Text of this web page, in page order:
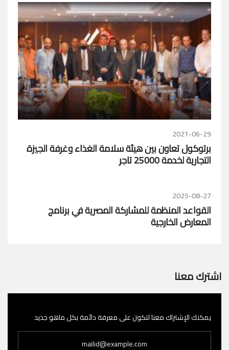
2021-06-29
برتوكول تعاون بين هيئة سلامة الغذاء وغرفة الجيزة
التجارية لخدمة 25000 تاجر
2025-08-27
القواعد المنظمة للمشاركة المصرية في برنامج
المعارض الخارجية
اشترك معنا
يمكنك الإشتراك معنا لتكون على معرفة دائمة بكل ماهو جديد